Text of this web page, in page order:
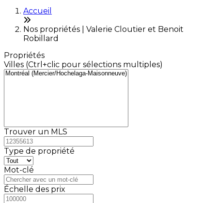
Accueil
Nos propriétés | Valerie Cloutier et Benoit
Robillard
Propriétés
Villes (Ctrl+clic pour sélections multiples)
Trouver un MLS
Type de propriété
Mot-clé
Échelle des prix